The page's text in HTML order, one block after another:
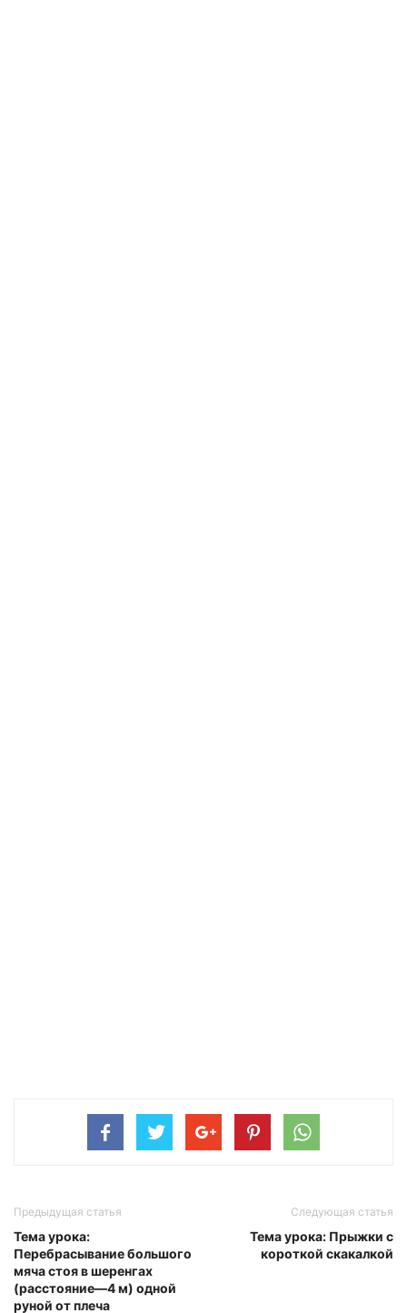
Предыдущая статья
Тема урока:
Перебрасывание большого
мяча стоя в шеренгах
(расстояние—4 м) одной
руной от плеча
Следующая статья
Тема урока: Прыжки с
короткой скакалкой